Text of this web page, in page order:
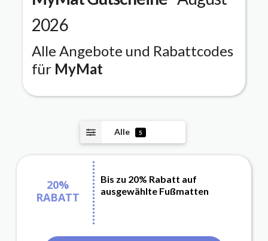
2026
Alle Angebote und Rabattcodes
für MyMat
Alle 5
20%
RABATT
Bis zu 20% Rabatt auf
ausgewählte Fußmatten